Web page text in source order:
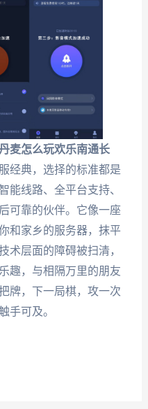
丹麦怎么玩欢乐南通长
经典，选择的标准都是
能线路、全平台支持、
可靠的伙伴。它像一座
和家乡的服务器，抹平
术层面的障碍被扫清，
趣，与相隔万里的朋友
牌，下一局棋，攻一次
手可及。